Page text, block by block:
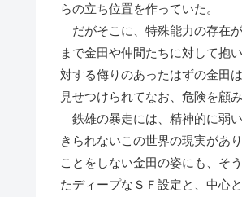
らの立ち位置を作っていた。
だがそこに、特殊能力の存在
まで金田や仲間たちに対して抱
対する侮りのあったはずの金田
見せつけられてなお、危険を顧
鉄雄の暴走には、精神的に弱
きられないこの世界の現実があ
ことをしない金田の姿にも、そ
たディープなＳＦ設定と、中心